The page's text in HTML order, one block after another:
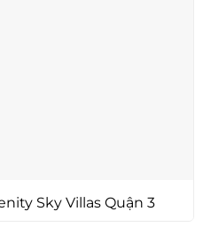
Sky Villas Quận 3